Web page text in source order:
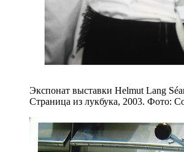
Экспонат выставки Helmut Lang
Страница из лукбука, 2003. Фото: